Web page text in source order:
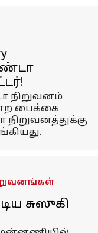
நிறுவனம்
பைக்கை
சுஸுகி